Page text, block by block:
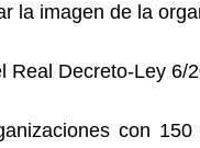
la imagen de la
Decreto-Ley 6/
con